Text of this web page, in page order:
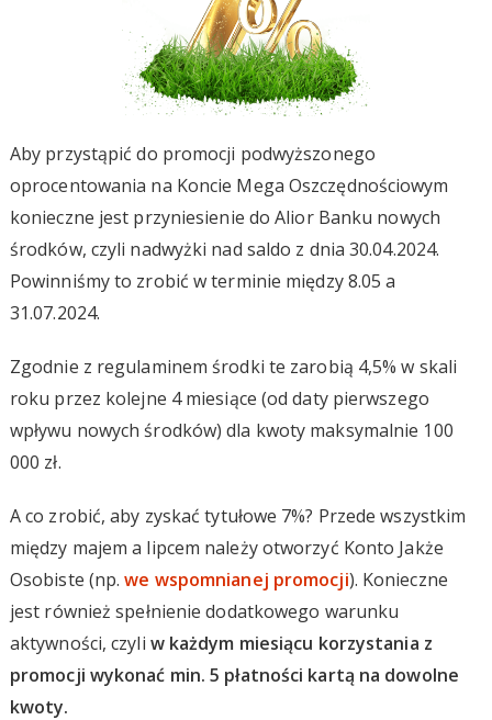
Aby przystąpić do promocji podwyższonego
oprocentowania na Koncie Mega Oszczędnościowym
konieczne jest przyniesienie do Alior Banku nowych
środków, czyli nadwyżki nad saldo z dnia 30.04.2024.
Powinniśmy to zrobić w terminie między 8.05 a
31.07.2024.
Zgodnie z regulaminem środki te zarobią 4,5% w skali
roku przez kolejne 4 miesiące (od daty pierwszego
wpływu nowych środków) dla kwoty maksymalnie 100
000 zł.
A co zrobić, aby zyskać tytułowe 7%? Przede wszystkim
między majem a lipcem należy otworzyć Konto Jakże
Osobiste (np.we wspomnianej promocji). Konieczne
jest również spełnienie dodatkowego warunku
aktywności, czyli w każdym miesiącu korzystania z
promocji wykonać min. 5 płatności kartą na dowolne
kwoty.